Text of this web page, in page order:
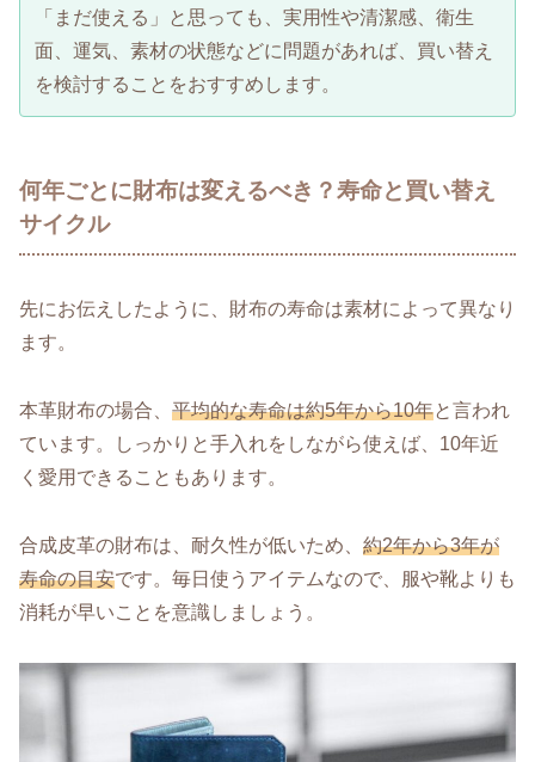
「まだ使える」と思っても、実用性や清潔感、衛生
面、運気、素材の状態などに問題があれば、買い替え
を検討することをおすすめします。
何年ごとに財布は変えるべき？寿命と買い替え
サイクル
先にお伝えしたように、財布の寿命は素材によって異なり
ます。
本革財布の場合、 平均的な寿命は約5年から10年と言われ
ています。しっかりと手入れをしながら使えば、10年近
く愛用できることもあります。
合成皮革の財布は、耐久性が低いため、 約2年から3年が
寿命の目安です。毎日使うアイテムなので、服や靴よりも
消耗が早いことを意識しましょう。